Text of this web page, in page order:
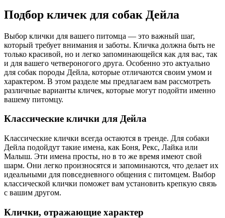
Подбор кличек для собак Дейла
Выбор клички для вашего питомца — это важный шаг,
который требует внимания и заботы. Кличка должна быть не
только красивой, но и легко запоминающейся как для вас, так
и для вашего четвероногого друга. Особенно это актуально
для собак породы Дейла, которые отличаются своим умом и
характером. В этом разделе мы предлагаем вам рассмотреть
различные варианты кличек, которые могут подойти именно
вашему питомцу.
Классические клички для Дейла
Классические клички всегда остаются в тренде. Для собаки
Дейла подойдут такие имена, как Боня, Рекс, Лайка или
Малыш. Эти имена просты, но в то же время имеют свой
шарм. Они легко произносятся и запоминаются, что делает их
идеальными для повседневного общения с питомцем. Выбор
классической клички поможет вам установить крепкую связь
с вашим другом.
Клички, отражающие характер